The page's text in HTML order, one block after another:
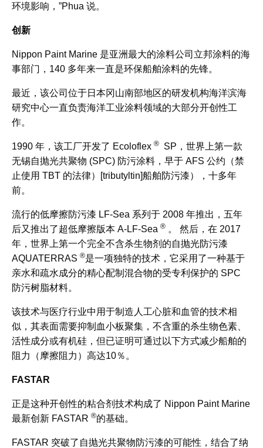
环境影响，”Phua 说。
创新
Nippon Paint Marine 是亚洲最大的涂料公司立邦涂料的海
事部门，140 多年来一直是环保船舶涂料的先锋。
最近，该公司位于日本冈山南部地区的研发机构海洋滨海
研究中心一直负责海洋工业涂料领域的大部分开创性工
作。
1990 年，该工厂开发了 Ecoloflex ®
SP，世界上第一款
无锡自抛光共聚物 (SPC) 防污涂料，早于 AFS 公约（禁
止使用 TBT 的法律）[tributyltin]船舶防污漆），十多年
前。
流行的低摩擦防污漆 LF-Sea 系列于 2008 年推出，五年
后又推出了超低摩擦版本 A-LF-Sea ® 。 然后，在 2017
年，世界上第一个完全不含杀生物剂的自抛光防污漆
AQUATERRAS ®是一项独特的技术，它采用了一种基于
亲水和疏水成分的精心配制混合物的受专利保护的 SPC
防污树脂材料。
该技术与医疗行业中用于制造人工心脏和血管的技术相
似，其表面需要抑制血小板聚集，不含重的杀生物色素、
活性成分或有机硅，但已证明可通过以下方式减少船舶的
阻力（摩擦阻力）高达10％。
FASTAR
正是这种开创性的粘合剂技术构成了 Nippon Paint Marine
最新创新 FASTAR ®的基础。
FASTAR 突破了自抛光共聚物防污漆的可能性，结合了纳